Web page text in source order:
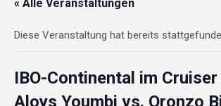
« Alle Veranstaltungen
Diese Veranstaltung hat bereits
IBO-Continental im
Aloys Youmbi vs. Oronzo